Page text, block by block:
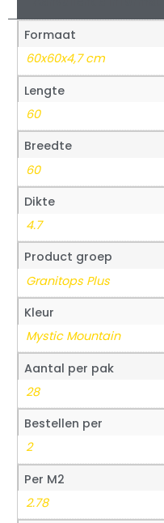
Formaat
60x60x4,7 cm
Lengte
60
Breedte
60
Dikte
4.7
Product groep
Granitops Plus
Kleur
Mystic Mountain
Aantal per pak
28
Bestellen per
2
Per M2
2.78